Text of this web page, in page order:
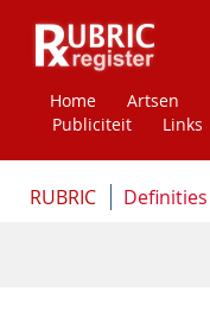
Home Artsen
Publiciteit
Links
RUBRIC Definities